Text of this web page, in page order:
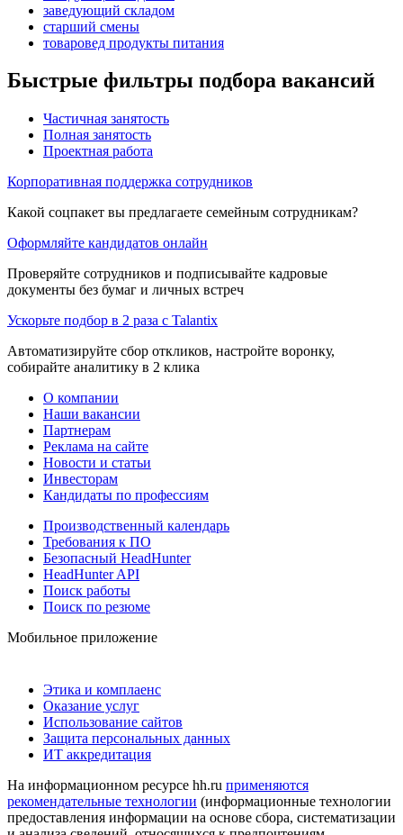
заведующий складом
старший смены
товаровед продукты питания
Быстрые фильтры подбора вакансий
Частичная занятость
Полная занятость
Проектная работа
Корпоративная поддержка сотрудников
Какой соцпакет вы предлагаете семейным сотрудникам?
Оформляйте кандидатов онлайн
Проверяйте сотрудников и подписывайте кадровые
документы без бумаг и личных встреч
Ускорьте подбор в 2 раза с Talantix
Автоматизируйте сбор откликов, настройте воронку,
собирайте аналитику в 2 клика
О компании
Наши вакансии
Партнерам
Реклама на сайте
Новости и статьи
Инвесторам
Кандидаты по профессиям
Производственный календарь
Требования к ПО
Безопасный HeadHunter
HeadHunter API
Поиск работы
Поиск по резюме
Мобильное приложение
Этика и комплаенс
Оказание услуг
Использование сайтов
Защита персональных данных
ИТ аккредитация
На информационном ресурсе hh.ru применяются
рекомендательные технологии (информационные технологии
предоставления информации на основе сбора, систематизации